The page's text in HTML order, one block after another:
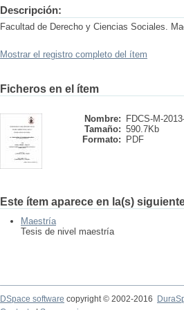
Descripción:
Facultad de Derecho y Ciencias Sociales.
Mostrar el registro completo del ítem
Ficheros en el ítem
Nombre:
FDCS-M-
Tamaño: 590.7Kb
Formato:
PDF
Este ítem aparece en la(s)
Maestría
Tesis de nivel maestría
DSpace software copyright © 2002-2016